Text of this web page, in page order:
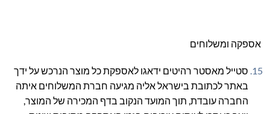
אספקה ומשלוחים
סטייל מאסטר רהיטים ידאגו לאספקת כל מוצר הנרכש על ידך
באתר לכתובת בישראל אליה מגיעה חברת המשלוחים איתה
החברה עובדת, תוך המועד הנקוב בדף המכירה של המוצר,